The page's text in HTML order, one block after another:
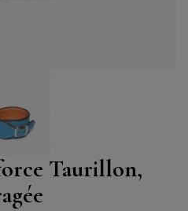
Taurillon,